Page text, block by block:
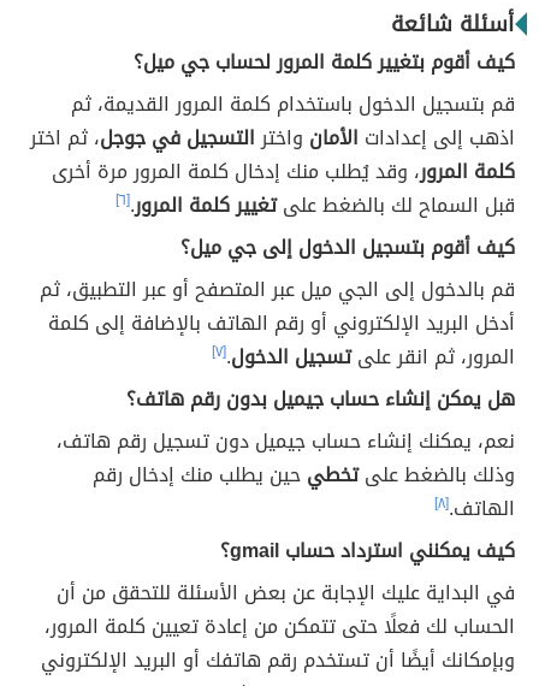
أسئلة شائعة
كيف أقوم بتغيير كلمة المرور لحساب جي ميل؟
قم بتسجيل الدخول باستخدام كلمة المرور القديمة، ثم
اذهب إلى إعدادات الأمان واخترالتسجيل في جوجل، ثم اختر
كلمة المرور، وقد يُطلب منك إدخال كلمة المرور مرة أخرى
قبل السماح لك بالضغط علىتغيير كلمة المرور.[٦]
كيف أقوم بتسجيل الدخول إلى جي ميل؟
قم بالدخول إلى الجي ميل عبر المتصفح أو عبر التطبيق، ثم
أدخل البريد الإلكتروني أو رقم الهاتف بالإضافة إلى كلمة
المرور، ثم انقر علىتسجيل الدخول.[٧]
هل يمكن إنشاء حساب جيميل بدون رقم هاتف؟
نعم، يمكنك إنشاء حساب جيميل دون تسجيل رقم هاتف،
وذلك بالضغط علىتخطيحين يطلب منك إدخال رقم
الهاتف.[٨]
كيف يمكنني استرداد حساب gmail؟
في البداية عليك الإجابة عن بعض الأسئلة للتحقق من أن
الحساب لك فعلًا حتى تتمكن من إعادة تعيين كلمة المرور،
وبإمكانك أيضًا أن تستخدم رقم هاتفك أو البريد الإلكتروني